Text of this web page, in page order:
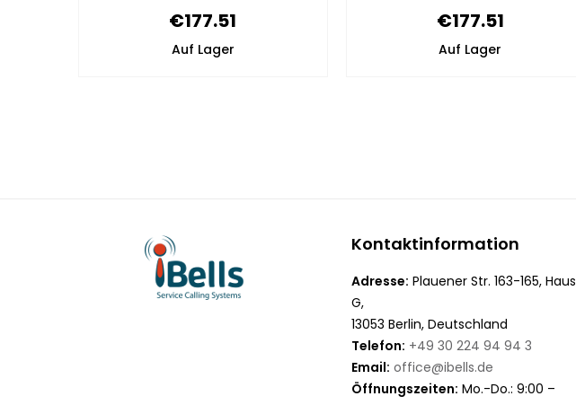
€177.51
Auf Lager
€177.51
Auf Lager
Kontaktinformation
Adresse: Plauener Str. 163-165, Haus
G,
13053 Berlin, Deutschland
Telefon: +49 30 224 94 94 3
Email: office@ibells.de
Öffnungszeiten: Mo.-Do.: 9:00 –